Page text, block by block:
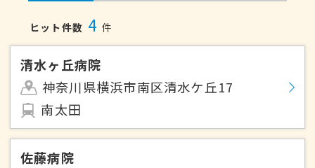
ヒット件数 4 件
清水ヶ丘病院
神奈川県横浜市南区清水ケ丘17
南太田
佐藤病院